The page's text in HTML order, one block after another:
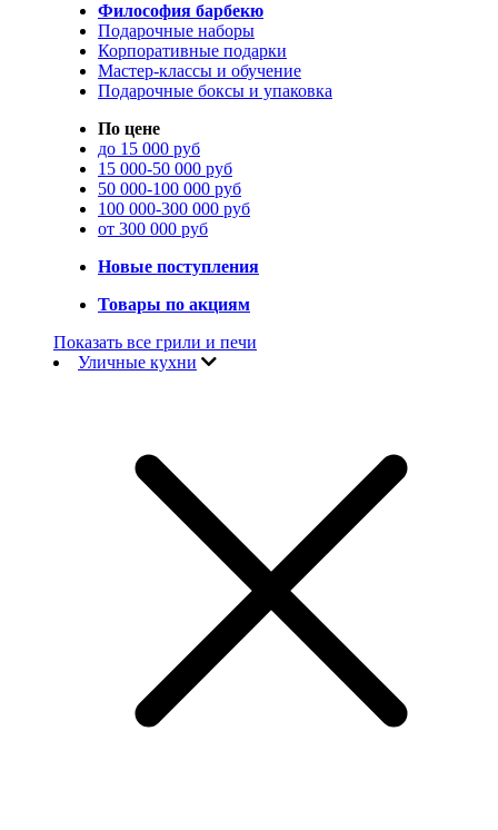
Философия барбекю
Подарочные наборы
Корпоративные подарки
Мастер-классы и обучение
Подарочные боксы и упаковка
По цене
до 15 000 руб
15 000-50 000 руб
50 000-100 000 руб
100 000-300 000 руб
от 300 000 руб
Новые поступления
Товары по акциям
Показать все грили и печи
Уличные кухни